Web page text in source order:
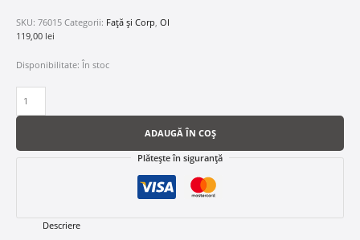
SKU: 76015 Categorii: Față și Corp OI
119,00 lei
Disponibilitate: În stoc
ADAUGĂ ÎN COȘ
Plătește în siguranță
Descriere